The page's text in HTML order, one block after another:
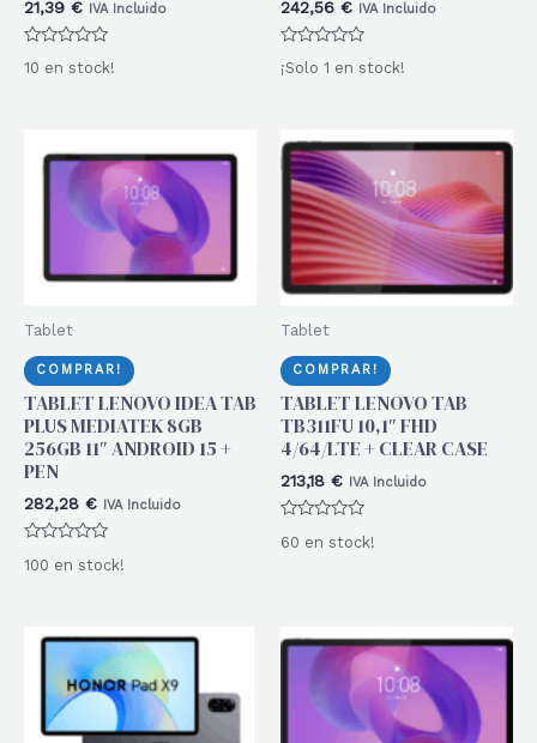
21,39 € IVA Incluido
con
10 en stock!
242,56 € IVA Incluido
Valorado
con
¡Solo 1 en stock!
Tablet
COMPRAR!
TABLET LENOVO IDEA TAB
PLUS MEDIATEK 8GB
256GB 11″ ANDROID 15 +
PEN
282,28 € IVA Incluido
con
100 en stock!
Tablet
COMPRAR!
TABLET LENOVO TAB
TB311FU 10,1″ FHD
4/64/LTE + CLEAR CASE
213,18 € IVA Incluido
con
60 en stock!